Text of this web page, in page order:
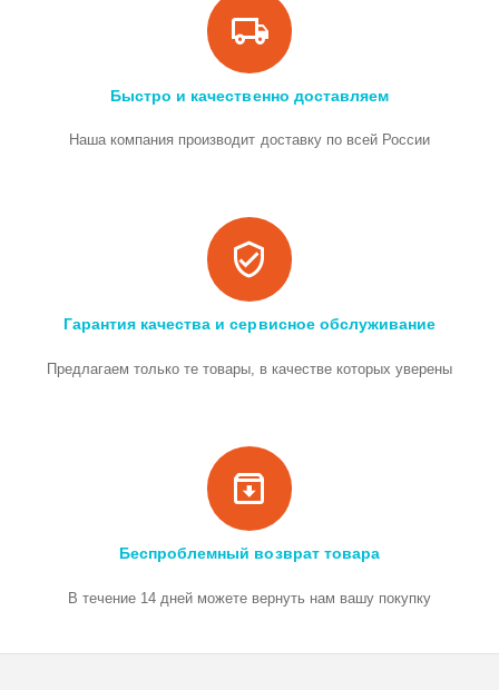
Быстро и качественно доставляем
Наша компания производит доставку по всей России
Гарантия качества и сервисное обслуживание
Предлагаем только те товары, в качестве которых уверены
Беспроблемный возврат товара
В течение 14 дней можете вернуть нам вашу покупку